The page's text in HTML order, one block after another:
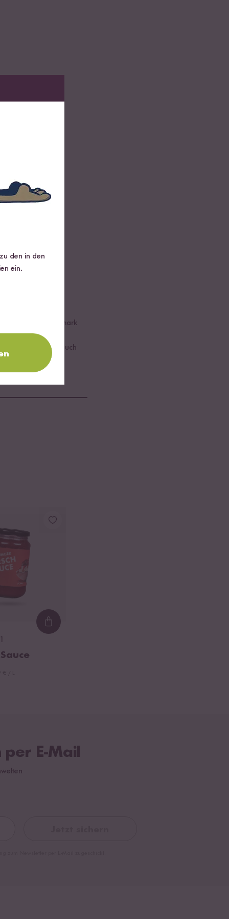
und Tomatenmark
möchte kann auch
Loading...
E-Mail
den in den
ein.